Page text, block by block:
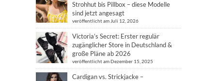
Strohhut bis Pillbox – diese Modelle
sind jetzt angesagt
veröffentlicht am Juli 12, 2026
Victoria’s Secret: Erster regulär
zugänglicher Store in Deutschland &
große Pläne ab 2026
veröffentlicht am Dezember 15, 2025
Cardigan vs. Strickjacke –